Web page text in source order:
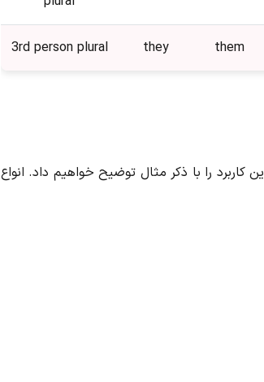
3rd person plural they them
را با ذکر مثال توضیح خواهیم داد. انواع